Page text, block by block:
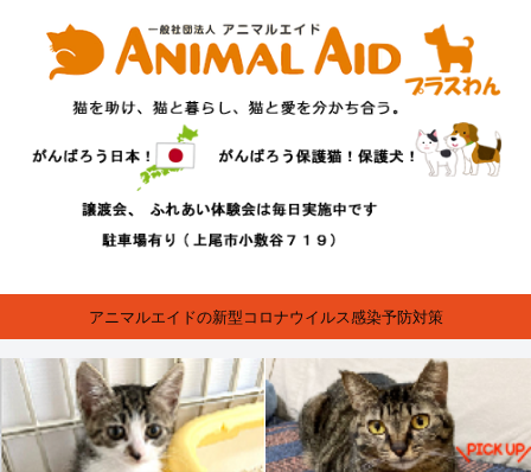
アニマルエイドの新型コロナウイルス感染予防対策